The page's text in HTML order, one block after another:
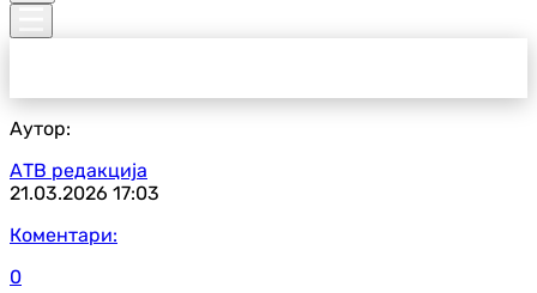
Аутор:
АТВ редакција
21.03.2026 17:03
Коментари:
0